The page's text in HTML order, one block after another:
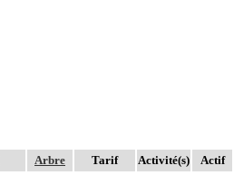
Arbre Tarif Activité(s) Actif